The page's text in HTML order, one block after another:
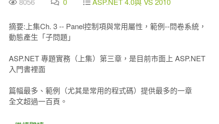
摘要:上集Ch. 3 -- Panel控制項與常用屬性，範例--問卷系統，
動態產生「子問題」
ASP.NET 專題實務（上集）第三章，是目前市面上 ASP.NET
入門書裡面
篇幅最多、範例（尤其是常用的程式碼）提供最多的一章
全文超過一百頁。